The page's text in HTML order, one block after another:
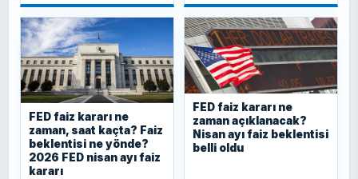
FED faiz kararı ne
zaman, saat kaçta? Faiz
beklentisi ne yönde?
2026 FED nisan ayı faiz
kararı
FED faiz kararı ne
zaman açıklanacak?
Nisan ayı faiz beklentisi
belli oldu